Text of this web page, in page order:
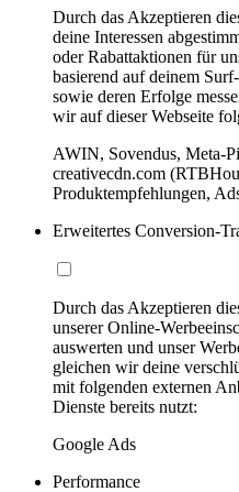
Durch das Akzeptieren
deine Interessen
oder Rabattaktionen für
basierend auf deinem
sowie deren Erfolge
wir auf dieser Webseite
AWIN, Sovendus, Meta-
creativecdn.com
Produktempfehlungen,
Erweitertes Conversion-
Durch das Akzeptieren
unserer Online-
auswerten und unser
gleichen wir deine
mit folgenden externen
Dienste bereits nutzt:
Google Ads
Performance